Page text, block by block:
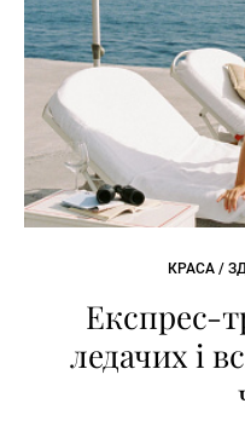
КРАСА /
Експрес-
ледачих і